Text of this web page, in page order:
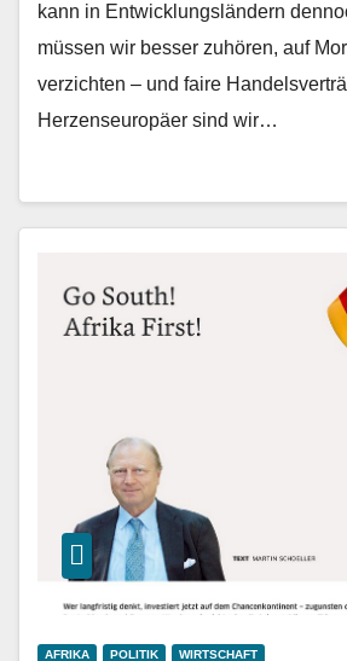
kann in Entwicklungsländern
müssen wir besser zuhören, auf
verzichten – und faire
Herzenseuropäer sind wir…
AFRIKA POLITIK WIRTSCHAFT